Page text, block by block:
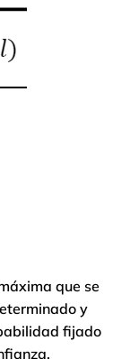
que se
y
fijado